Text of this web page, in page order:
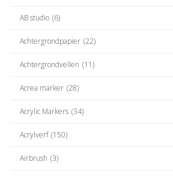
AB studio (6)
Achtergrondpapier (22)
Achtergrondvellen (11)
Acrea marker (28)
Acrylic Markers (34)
Acrylverf (150)
Airbrush (3)